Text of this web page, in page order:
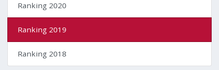
Ranking 2020
Ranking 2019
Ranking 2018